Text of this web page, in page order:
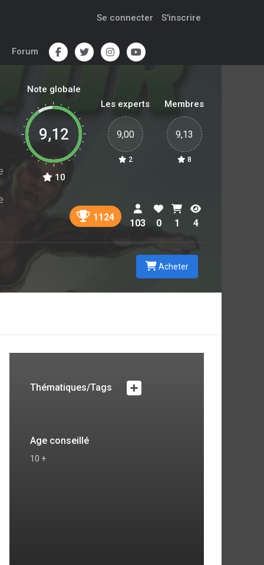
Se connecter S'inscrire
Forum
Note globale
9,12
10
Les experts
9,00
2
Membres
9,13
8
1124
103 0 1 4
Acheter
Thématiques/Tags
Age conseillé
10 +